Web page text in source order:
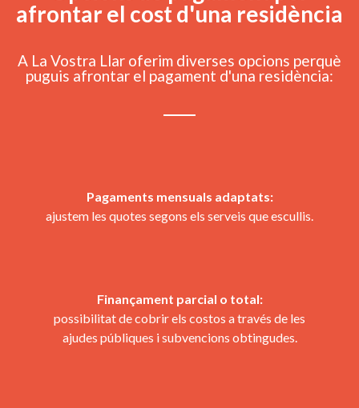
afrontar el cost d'una residència
A La Vostra Llar oferim diverses opcions perquè
puguis afrontar el pagament d'una residència:
Pagaments mensuals adaptats:
ajustem les quotes segons els serveis que escullis.
Finançament parcial o total:
possibilitat de cobrir els costos a través de les
ajudes públiques i subvencions obtingudes.